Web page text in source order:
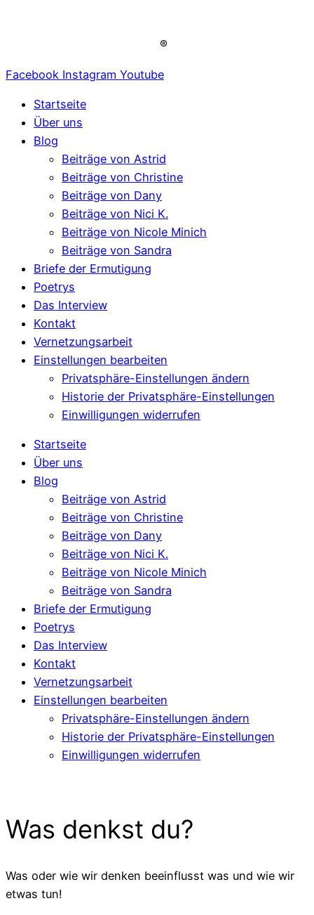
®
Facebook Instagram Youtube
Startseite
Über uns
Blog
Beiträge von Astrid
Beiträge von Christine
Beiträge von Dany
Beiträge von Nici K.
Beiträge von Nicole Minich
Beiträge von Sandra
Briefe der Ermutigung
Poetrys
Das Interview
Kontakt
Vernetzungsarbeit
Einstellungen bearbeiten
Privatsphäre-Einstellungen ändern
Historie der Privatsphäre-Einstellungen
Einwilligungen widerrufen
Startseite
Über uns
Blog
Beiträge von Astrid
Beiträge von Christine
Beiträge von Dany
Beiträge von Nici K.
Beiträge von Nicole Minich
Beiträge von Sandra
Briefe der Ermutigung
Poetrys
Das Interview
Kontakt
Vernetzungsarbeit
Einstellungen bearbeiten
Privatsphäre-Einstellungen ändern
Historie der Privatsphäre-Einstellungen
Einwilligungen widerrufen
Was denkst du?
Was oder wie wir denken beeinflusst was und wie wir
etwas tun!